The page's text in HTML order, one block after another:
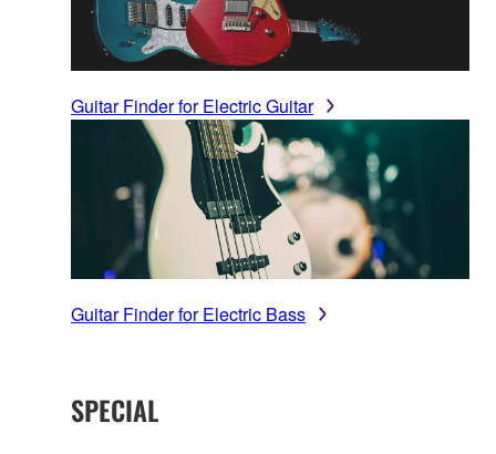
Guitar Finder for Electric Guitar
Guitar Finder for Electric Bass
SPECIAL